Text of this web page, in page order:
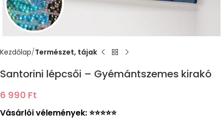
Kezdőlap Természet, tájak
Santorini lépcsői – Gyémántszemes kirakó
6 990 Ft
Vásárlói vélemények: ⭐️⭐️⭐️⭐️⭐️